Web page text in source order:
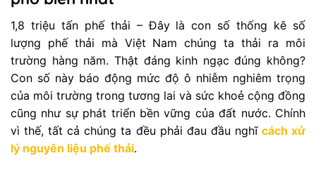
1,8 triệu tấn phế thải – Đây là con số thống kê số
lượng phế thải mà Việt Nam chúng ta thải ra môi
trường hàng năm. Thật đáng kinh ngạc đúng không?
Con số này báo động mức độ ô nhiễm nghiêm trọng
của môi trường trong tương lai và sức khoẻ cộng đồng
cũng như sự phát triển bền vững của đất nước. Chính
vì thế, tất cả chúng ta đều phải đau đầu nghĩ cách xử
lý nguyên liệu phế thải.